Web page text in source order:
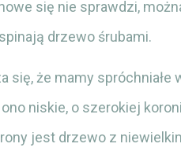
się nie sprawdzi,
drzewo śrubami.
się, że mamy spróchniałe
niskie, o szerokiej
jest drzewo z